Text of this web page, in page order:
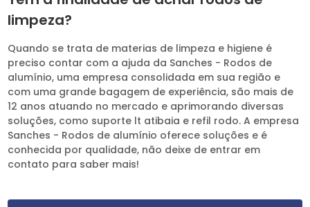
limpeza?
Quando se trata de materias de limpeza e higiene é
preciso contar com a ajuda da Sanches - Rodos de
alumínio, uma empresa consolidada em sua região e
com uma grande bagagem de experiência, são mais de
12 anos atuando no mercado e aprimorando diversas
soluções, como suporte lt atibaia e refil rodo. A empresa
Sanches - Rodos de alumínio oferece soluções e é
conhecida por qualidade, não deixe de entrar em
contato para saber mais!